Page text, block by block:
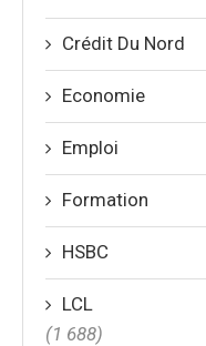
Crédit Du Nord
Economie
Emploi
Formation
HSBC
LCL
(1 688)